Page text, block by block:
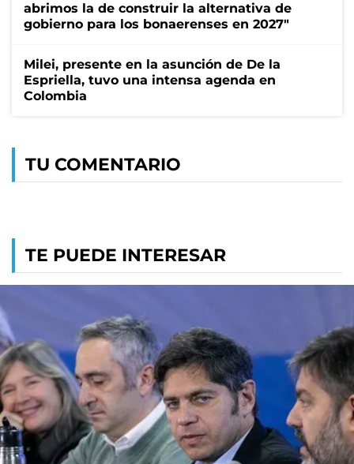
abrimos la de construir la alternativa de
gobierno para los bonaerenses en 2027"
Milei, presente en la asunción de De la
Espriella, tuvo una intensa agenda en
Colombia
TU COMENTARIO
TE PUEDE INTERESAR